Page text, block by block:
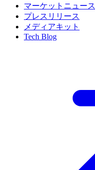
マーケットニュース
プレスリリース
メディアキット
Tech Blog